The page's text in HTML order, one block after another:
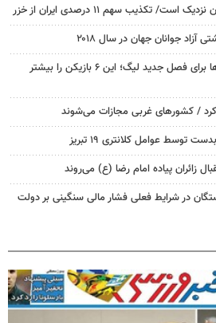
تکذیب سهم ۱۱ درصدی ایران از خزر
جوانان جهان در سال ۲۰۱۸
نسل جدید استقلالی‌ها برای فصل جدید لیگ؛ این ۶ بازیکن را بیشتر
/ کشورهای غربی مجازات می‌شوند
عوامل کلانتری ۱۹ تبریز
زائران پیاده امام رضا (ع) می‌روند
در شرایط فعلی فشار مالی سنگینی بر دولت